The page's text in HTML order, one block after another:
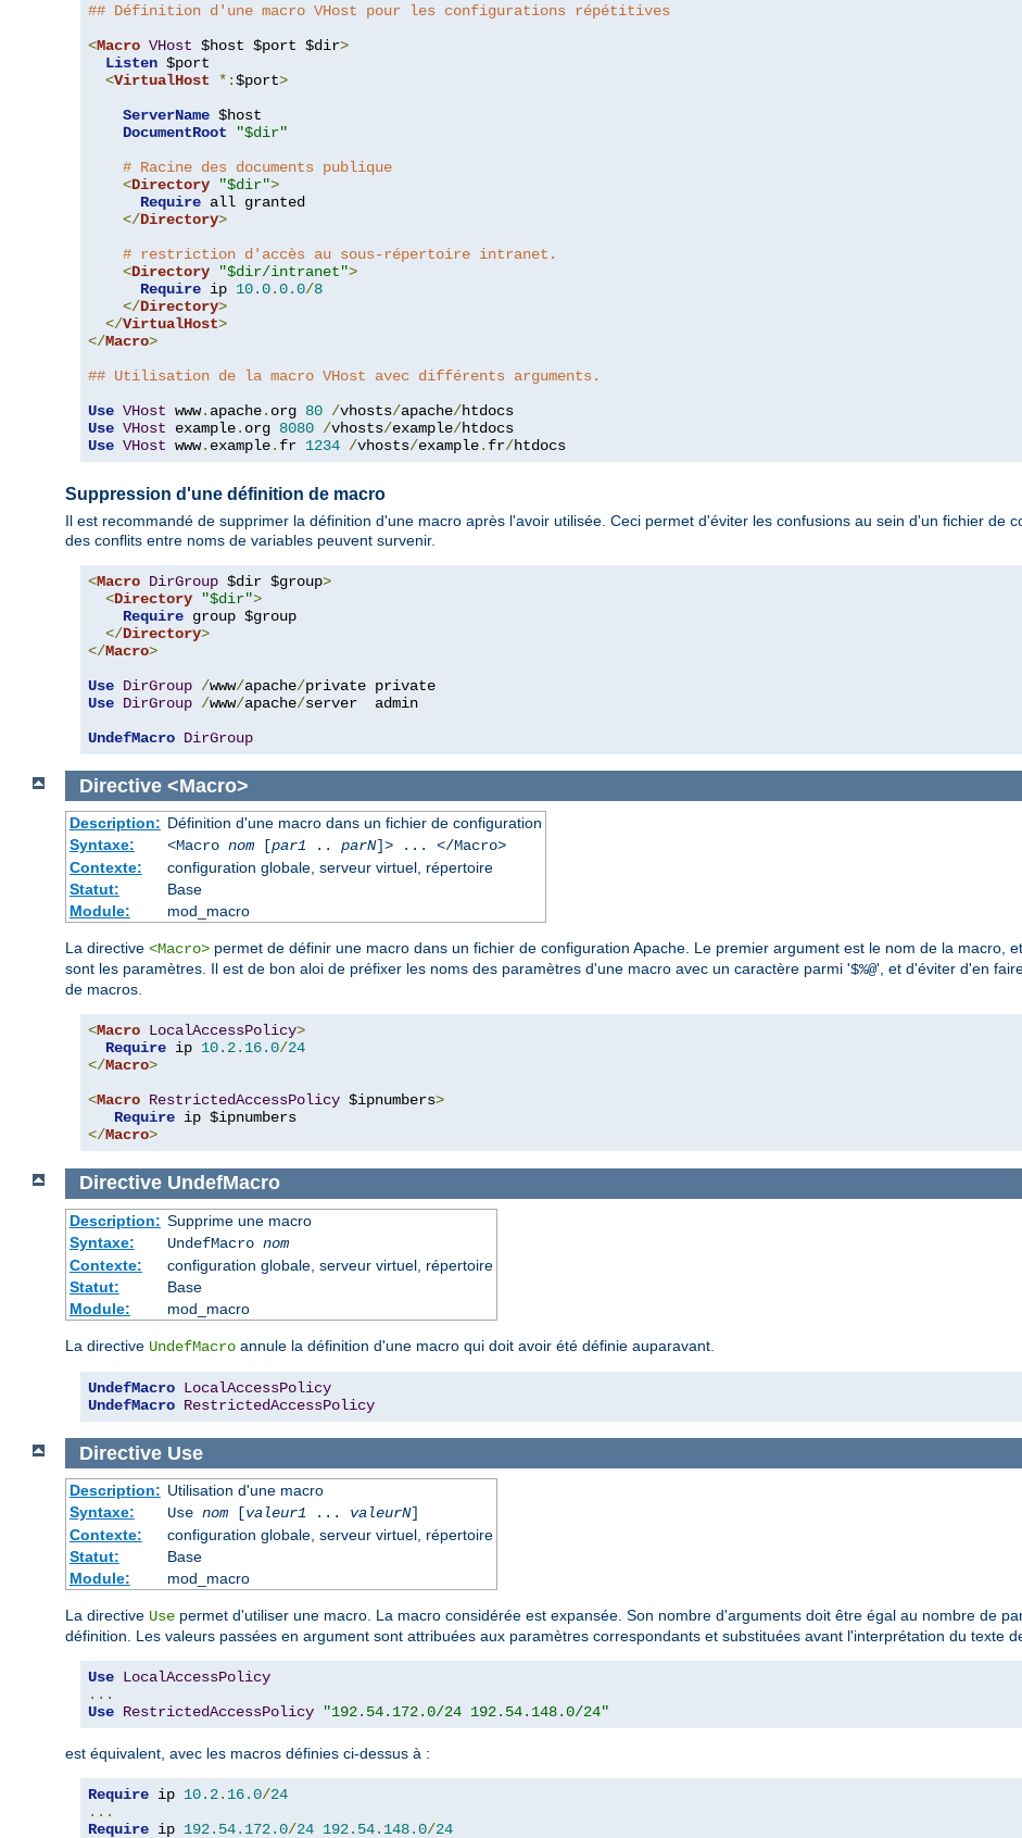
## Définition d'une macro VHost pour les configurations répétitives
<Macro VHost $host $port $dir>
Listen $port
<VirtualHost *:$port>
ServerName $host
DocumentRoot
"$dir"
# Racine des documents publique
<Directory "$dir">
Require all granted
</Directory>
# restriction d'accès au sous-répertoire intranet.
<Directory "$dir/intranet">
Require ip 10.0.0.0/8
</Directory>
</VirtualHost>
</Macro>
## Utilisation de la macro VHost avec différents arguments.
Use VHost www. apache. org 80 /vhosts/apache/
Use VHost example. org 8080 /vhosts/example/
Use VHost www. example. fr 1234 /vhosts/example. fr/htdocs
Suppression d'une définition de macro
Il est recommandé de supprimer la définition d'une macro après l'avoir utilisée. Ceci permet d'éviter les confusions au sein d'un fichier de
des conflits entre noms de variables peuvent survenir.
<Macro DirGroup $dir $group>
<Directory "$dir">
Require group $group
</Directory>
</Macro>
Use DirGroup /www/apache/
Use DirGroup /www/apache/server  admin
UndefMacro DirGroup
Directive <Macro>
Description: Définition d'une macro dans un fichier de configuration
Syntaxe:
<Macro nom[par1.. parN]> ... </Macro>
Contexte:
configuration globale, serveur virtuel, répertoire
Statut:
Base
Module:
mod_macro
La directive <Macro> permet de définir une macro dans un fichier de configuration Apache. Le premier argument est le nom de la macro,
sont les paramètres. Il est de bon aloi de préfixer les noms des paramètres d'une macro avec un caractère parmi '$%@', et d'éviter d'en
de macros.
<Macro LocalAccessPolicy>
Require ip 10.2. 16.0/24
</Macro>
<Macro RestrictedAccessPolicy $ipnumbers>
Require
</Macro>
Directive UndefMacro
Description: Supprime une macro
Syntaxe:
UndefMacro nom
Contexte:
configuration globale, serveur virtuel, répertoire
Statut:
Base
Module:
mod_macro
La directive UndefMacro annule la définition d'une macro qui doit avoir été définie auparavant.
UndefMacro LocalAccessPolicy
UndefMacro RestrictedAccessPolicy
Directive Use
Description: Utilisation d'une macro
Syntaxe:
Use nom[valeur1... valeurN]
Contexte:
configuration globale, serveur virtuel, répertoire
Statut:
Base
Module:
mod_macro
La directive Use permet d'utiliser une macro. La macro considérée est expansée. Son nombre d'arguments doit être égal au nombre de
définition. Les valeurs passées en argument sont attribuées aux paramètres correspondants et substituées avant l'interprétation du texte
Use LocalAccessPolicy
...
Use RestrictedAccessPolicy "192.54.172.0/24 192.54.148.0/24"
est équivalent, avec les macros définies ci-dessus à :
Require ip 10.2. 16.0/24
...
Require ip 192.54. 172.0/24 192.54. 148.0/24